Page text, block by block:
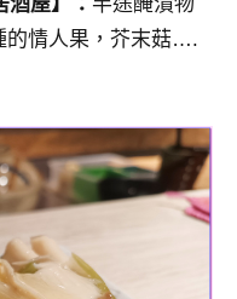
的情人果，芥末菇….